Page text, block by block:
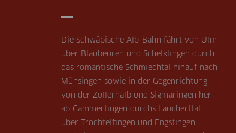
Die Schwäbische Alb-Bahn fährt von Ulm
über Blaubeuren und Schelklingen durch
das romantische Schmiechtal hinauf nach
Münsingen sowie in der Gegenrichtung
von der Zollernalb und Sigmaringen her
ab Gammertingen durchs Laucherttal
über Trochtelfingen und Engstingen,